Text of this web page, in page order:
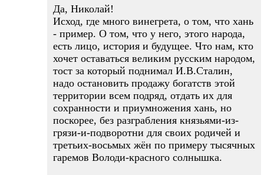
Да, Николай!
Исход, где много винегрета, о том, что хань
- пример. О том, что у него, этого народа,
есть лицо, история и будущее. Что нам, кто
хочет оставаться великим русским народом,
тост за который поднимал И.В.Сталин,
надо остановить продажу богатств этой
территории всем подряд, отдать их для
сохранности и приумножения хань, но
поскорее, без разграбления князьями-из-
грязи-и-подворотни для своих родичей и
третьих-восьмых жён по примеру тысячных
гаремов Володи-красного солнышка.